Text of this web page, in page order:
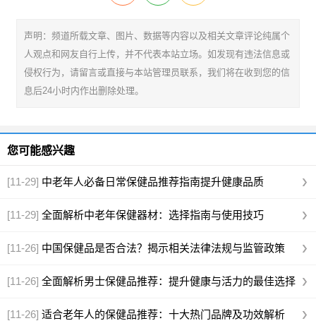
声明：频道所载文章、图片、数据等内容以及相关文章评论纯属个
人观点和网友自行上传，并不代表本站立场。如发现有违法信息或
侵权行为，请留言或直接与本站管理员联系，我们将在收到您的信
息后24小时内作出删除处理。
您可能感兴趣
[11-29] 中老年人必备日常保健品推荐指南提升健康品质
[11-29] 全面解析中老年保健器材：选择指南与使用技巧
[11-26] 中国保健品是否合法？揭示相关法律法规与监管政策
[11-26] 全面解析男士保健品推荐：提升健康与活力的最佳选择
[11-26] 适合老年人的保健品推荐：十大热门品牌及功效解析